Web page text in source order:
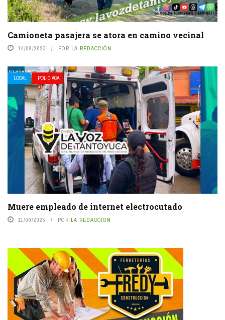
Camioneta pasajera se atora en camino vecinal
14/09/2023 POR LA REDACCIÓN
LOCAL POLICIACA
Muere empleado de internet electrocutado
11/09/2025 POR LA REDACCIÓN